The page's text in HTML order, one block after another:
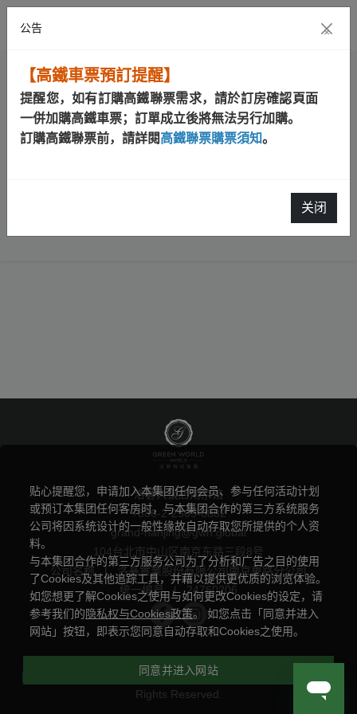
洛碁大饭店南京馆
+886-2-2509-8882
grand-nanjing@gwh.global
104台北市中山区南京东路三段8号
公司名称
|
洛碁實業股份有限公司南京東路分公司
统一编号
| 24760206
Powered by曜通资讯有限公司
Rights Reserved.
公告 ×
【高鐵車票預訂提醒】
提醒您，如有訂購高鐵聯票需求，請於訂房確認頁面
一併加購高鐵車票；訂單成立後將無法另行加購。
訂購高鐵聯票前，請詳閱高鐵聯票購票須知。
关闭
贴心提醒您，申请加入本集团任何会员、参与任何活动计划
或预订本集团任何客房时，与本集团合作的第三方系统服务
公司将因系统设计的一般性缘故自动存取您所提供的个人资
料。
与本集团合作的第三方服务公司为了分析和广告之目的使用
了Cookies及其他追踪工具，并藉以提供更优质的浏览体验。
如您想更了解Cookies之使用与如何更改Cookies的设定，请
参考我们的隐私权与Cookies政策。 如您点击「同意并进入
网站」按钮，即表示您同意自动存取和Cookies之使用。
同意并进入网站